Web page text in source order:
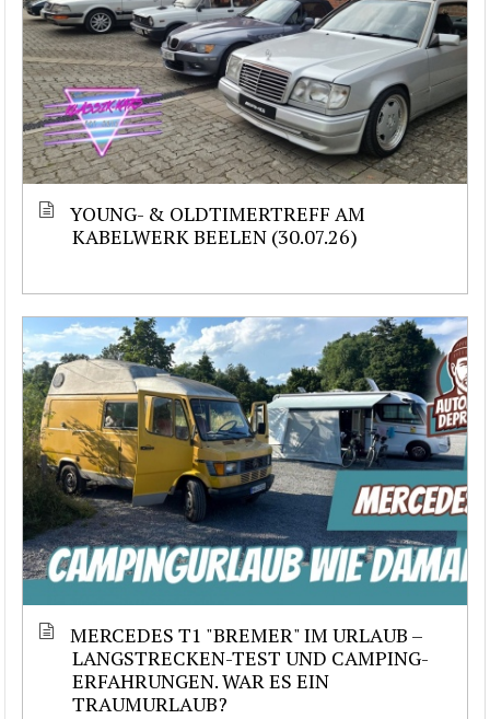
YOUNG- & OLDTIMERTREFF AM
KABELWERK BEELEN (30.07.26)
MERCEDES T1 "BREMER" IM URLAUB –
LANGSTRECKEN-TEST UND CAMPING-
ERFAHRUNGEN. WAR ES EIN
TRAUMURLAUB?